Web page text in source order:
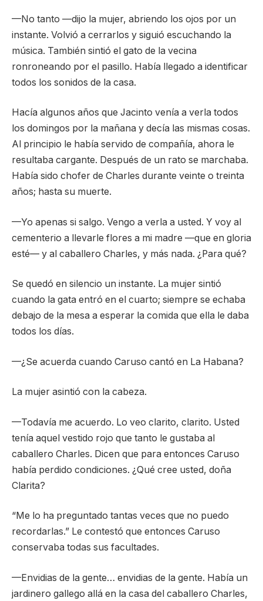
—No tanto —dijo la mujer, abriendo los ojos por un
instante. Volvió a cerrarlos y siguió escuchando la
música. También sintió el gato de la vecina
ronroneando por el pasillo. Había llegado a identificar
todos los sonidos de la casa.
Hacía algunos años que Jacinto venía a verla todos
los domingos por la mañana y decía las mismas cosas.
Al principio le había servido de compañía, ahora le
resultaba cargante. Después de un rato se marchaba.
Había sido chofer de Charles durante veinte o treinta
años; hasta su muerte.
—Yo apenas si salgo. Vengo a verla a usted. Y voy al
cementerio a llevarle flores a mi madre —que en gloria
esté— y al caballero Charles, y más nada. ¿Para qué?
Se quedó en silencio un instante. La mujer sintió
cuando la gata entró en el cuarto; siempre se echaba
debajo de la mesa a esperar la comida que ella le daba
todos los días.
—¿Se acuerda cuando Caruso cantó en La Habana?
La mujer asintió con la cabeza.
—Todavía me acuerdo. Lo veo clarito, clarito. Usted
tenía aquel vestido rojo que tanto le gustaba al
caballero Charles. Dicen que para entonces Caruso
había perdido condiciones. ¿Qué cree usted, doña
Clarita?
“Me lo ha preguntado tantas veces que no puedo
recordarlas.” Le contestó que entonces Caruso
conservaba todas sus facultades.
—Envidias de la gente… envidias de la gente. Había un
jardinero gallego allá en la casa del caballero Charles,